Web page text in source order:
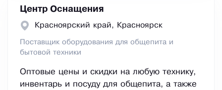
Центр Оснащения
Красноярский край, Красноярск
Поставщик оборудования для общепита и
бытовой техники
Оптовые цены и скидки на любую технику,
инвентарь и посуду для общепита, а также